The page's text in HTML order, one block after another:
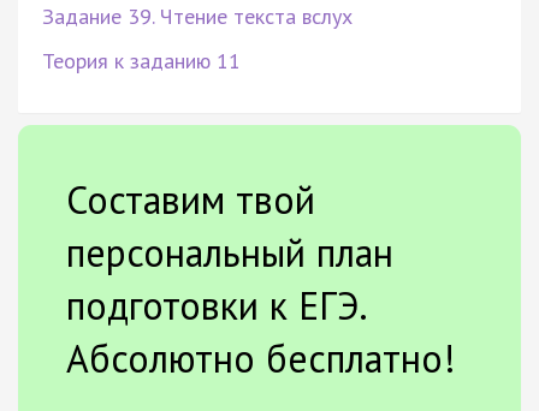
Задание 39. Чтение текста вслух
Теория к заданию 11
Составим твой
персональный план
подготовки к ЕГЭ.
Абсолютно бесплатно!